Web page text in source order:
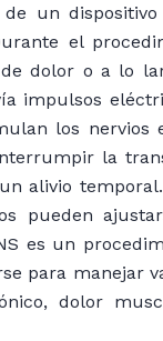
un dispositivo
el
dolor o a lo
impulsos
los nervios
la
alivio
pueden
es un
para manejar
dolor